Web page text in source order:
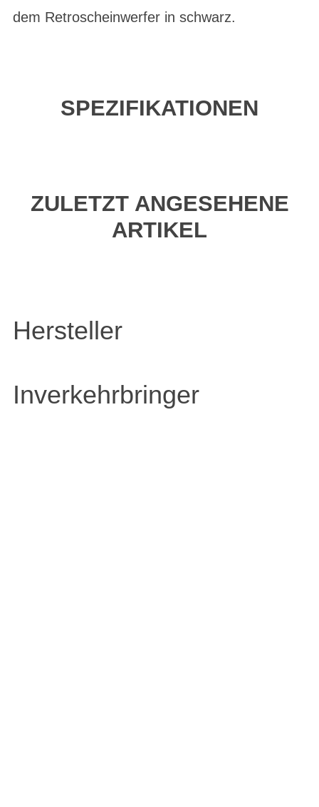
dem Retroscheinwerfer in schwarz.
SPEZIFIKATIONEN
ZULETZT ANGESEHENE
ARTIKEL
Hersteller
Inverkehrbringer